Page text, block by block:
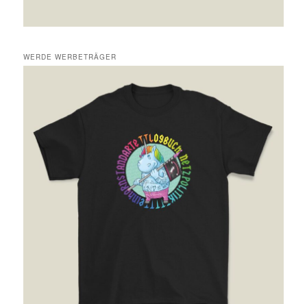
WERDE WERBETRÄGER